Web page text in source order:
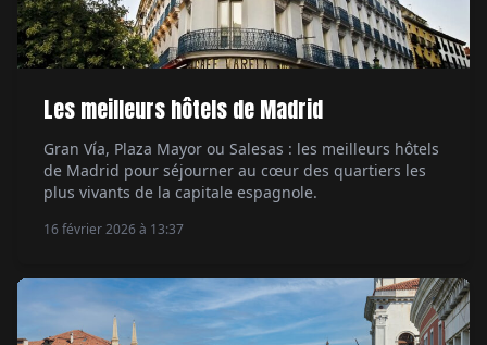
Les meilleurs hôtels de Madrid
Gran Vía, Plaza Mayor ou Salesas : les meilleurs hôtels
de Madrid pour séjourner au cœur des quartiers les
plus vivants de la capitale espagnole.
16 février 2026 à 13:37